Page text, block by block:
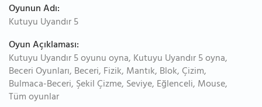
Oyunun Adı:
Kutuyu Uyandır 5
Oyun Açıklaması:
Kutuyu Uyandır 5 oyunu oyna, Kutuyu Uyandır 5 oyna,
Beceri Oyunları, Beceri, Fizik, Mantık, Blok, Çizim,
Bulmaca-Beceri, Şekil Çizme, Seviye, Eğlenceli, Mouse,
Tüm oyunlar